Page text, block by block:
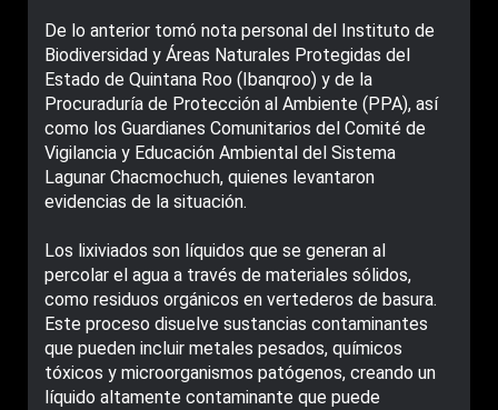
De lo anterior tomó nota personal del Instituto de
Biodiversidad y Áreas Naturales Protegidas del
Estado de Quintana Roo (Ibanqroo) y de la
Procuraduría de Protección al Ambiente (PPA), así
como los Guardianes Comunitarios del Comité de
Vigilancia y Educación Ambiental del Sistema
Lagunar Chacmochuch, quienes levantaron
evidencias de la situación.
Los lixiviados son líquidos que se generan al
percolar el agua a través de materiales sólidos,
como residuos orgánicos en vertederos de basura.
Este proceso disuelve sustancias contaminantes
que pueden incluir metales pesados, químicos
tóxicos y microorganismos patógenos, creando un
líquido altamente contaminante que puede